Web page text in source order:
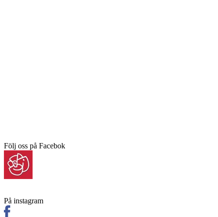
Följ oss på Facebok
På instagram